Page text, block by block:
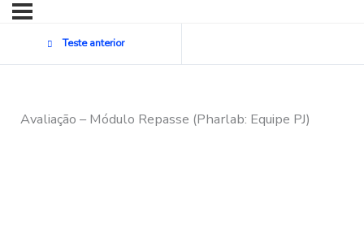
Teste anterior
Avaliação – Módulo Repasse (Pharlab: Equipe PJ)